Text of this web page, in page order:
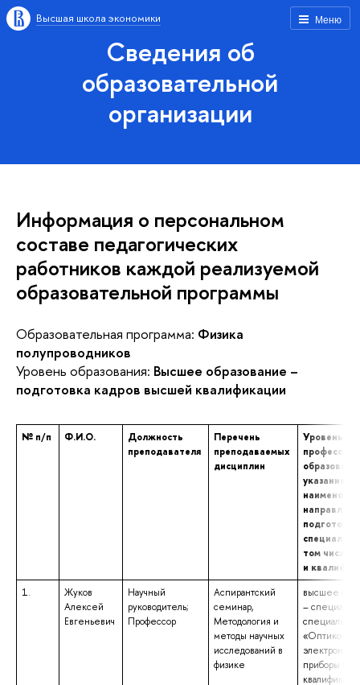
Меню
Высшая школа экономики
Сведения об
образовательной
организации
Информация о персональном
составе педагогических
работников каждой реализуемой
образовательной программы
Образовательная программа: Физика
полупроводников
Уровень образования: Высшее образование –
подготовка кадров высшей квалификации
№ п/п Ф.И.О.
Должность
преподавателя
Перечень
преподаваемых
дисциплин
Уровень
указанием
том числе
и
1.
Жуков
Алексей
Евгеньевич
Научный
руководитель;
Профессор
Аспирантский
семинар,
Методология и
методы научных
исследований в
физике
высшее
–
«Оптико-
приборы и